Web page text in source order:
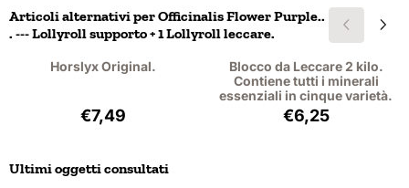
Articoli alternativi perOfficinalis Flower Purple..
. --- Lollyroll supporto + 1 Lollyroll leccare.
Horslyx Original.
Prezzo: 7,49, IVA esclusa: 6,87
€7,49
Blocco da Leccare 2 kilo.
Contiene tutti i minerali
essenziali in cinque varietà.
Prezzo: 6,25,
€6,25
Ultimi oggetti consultati